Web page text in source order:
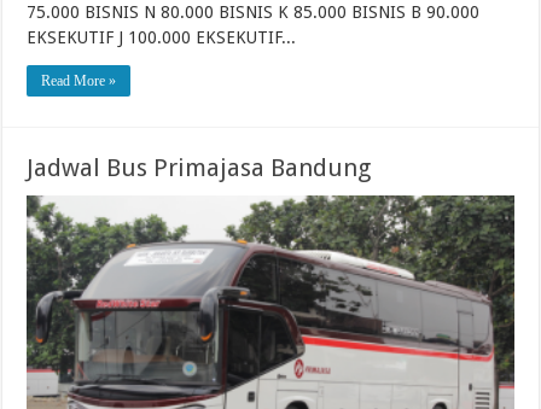
75.000 BISNIS N 80.000 BISNIS K 85.000 BISNIS B 90.000
EKSEKUTIF J 100.000 EKSEKUTIF...
Read More »
Jadwal Bus Primajasa Bandung